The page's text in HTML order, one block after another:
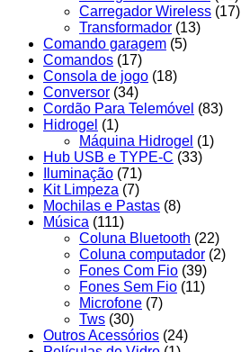
Carregador Wireless (17)
Transformador (13)
Comando garagem (5)
Comandos (17)
Consola de jogo (18)
Conversor (34)
Cordão Para Telemóvel (83)
Hidrogel (1)
Máquina Hidrogel (1)
Hub USB e TYPE-C (33)
Iluminação (71)
Kit Limpeza (7)
Mochilas e Pastas (8)
Música (111)
Coluna Bluetooth (22)
Coluna computador (2)
Fones Com Fio (39)
Fones Sem Fio (11)
Microfone (7)
Tws (30)
Outros Acessórios (24)